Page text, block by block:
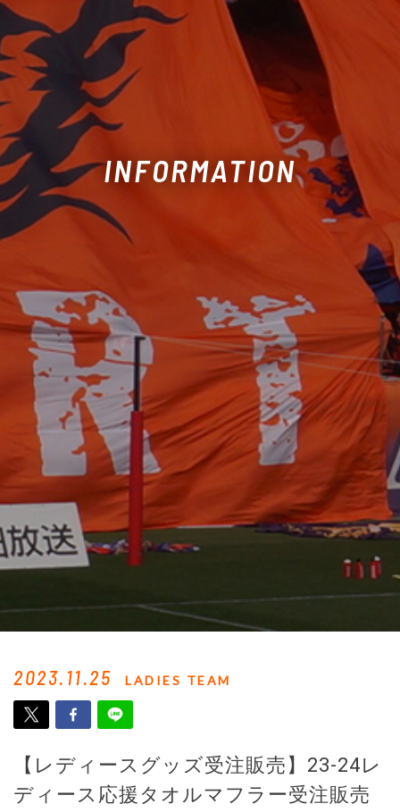
INFORMATION
2023.11.25 LADIES TEAM
【レディースグッズ受注販売】23-24レ
ディース応援タオルマフラー受注販売